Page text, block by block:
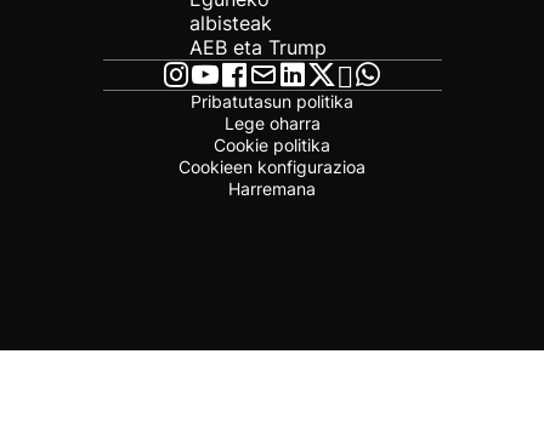
albisteak
AEB eta Trump
Pribatutasun politika
Lege oharra
Cookie politika
Cookieen konfigurazioa
Harremana